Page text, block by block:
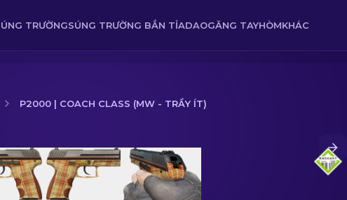
TRƯỜNGSÚNG TRƯỜNG BẮN TỈADAOGĂNG TAYHÒMKHÁC
P2000 | COACH CLASS (MW - TRẦY ÍT)
(MW - Trầy ít)